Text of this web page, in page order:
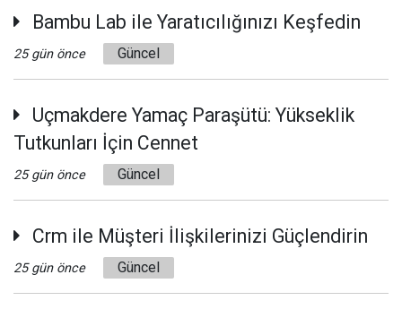
Bambu Lab ile Yaratıcılığınızı Keşfedin
25 gün önce Güncel
Uçmakdere Yamaç Paraşütü: Yükseklik
Tutkunları İçin Cennet
25 gün önce Güncel
Crm ile Müşteri İlişkilerinizi Güçlendirin
25 gün önce Güncel